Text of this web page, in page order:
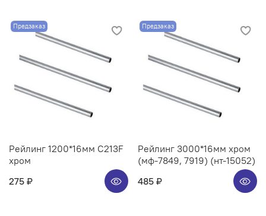
Предзаказ
Рейлинг 1200*16мм C213F
хром
275 ₽
Предзаказ
Рейлинг 3000*16мм хром
(мф-7849, 7919) (нт-15052)
485 ₽